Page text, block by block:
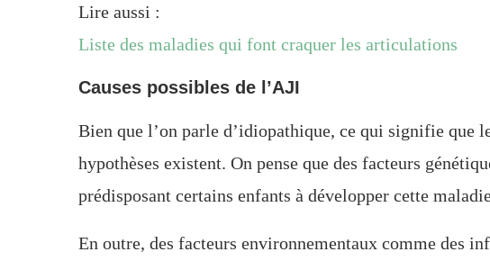
Lire aussi :
Liste des maladies qui font craquer les articulations
Causes possibles de l’AJI
Bien que l’on parle d’idiopathique, ce qui signifie que
hypothèses existent. On pense que des facteurs
prédisposant certains enfants à développer cette
En outre, des facteurs environnementaux comme des